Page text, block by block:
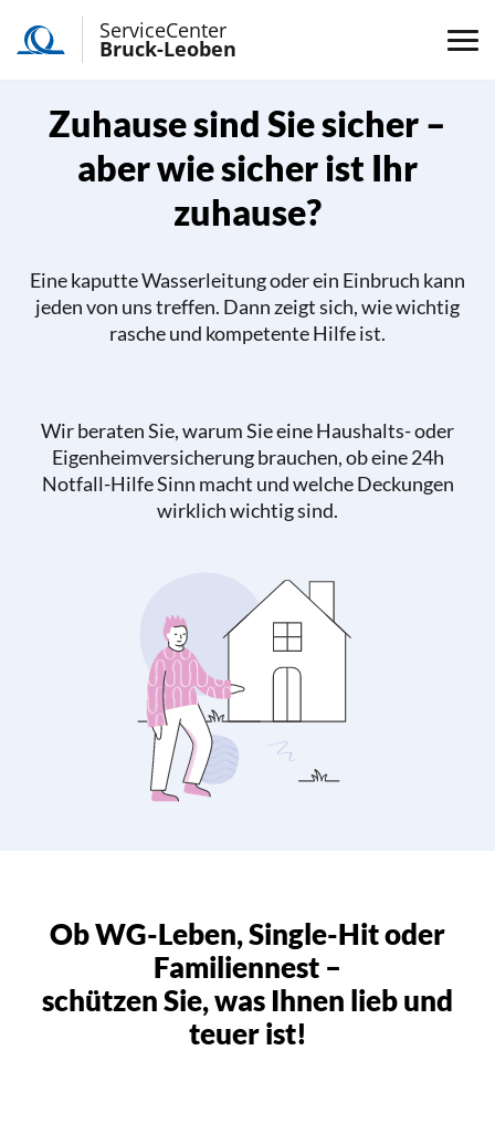
ServiceCenter
Bruck-Leoben
Zuhause sind Sie sicher –
aber wie sicher ist Ihr
zuhause?
Eine kaputte Wasserleitung oder ein Einbruch kann
jeden von uns treffen. Dann zeigt sich, wie wichtig
rasche und kompetente Hilfe ist.
Wir beraten Sie, warum Sie eine Haushalts- oder
Eigenheimversicherung brauchen, ob eine 24h
Notfall-Hilfe Sinn macht und welche Deckungen
wirklich wichtig sind.
Ob WG-Leben, Single-Hit oder
Familiennest –
schützen Sie, was Ihnen lieb und
teuer ist!